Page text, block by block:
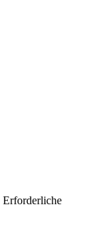
Erforderliche